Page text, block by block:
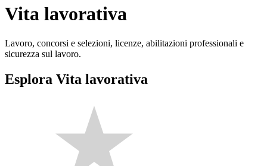
Vita lavorativa
Lavoro, concorsi e selezioni, licenze, abilitazioni professionali e
sicurezza sul lavoro.
Esplora Vita lavorativa